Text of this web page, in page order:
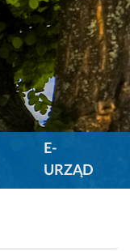
E-
URZĄD